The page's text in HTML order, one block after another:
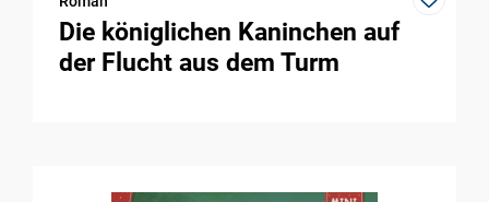
Die königlichen Kaninchen auf
der Flucht aus dem Turm